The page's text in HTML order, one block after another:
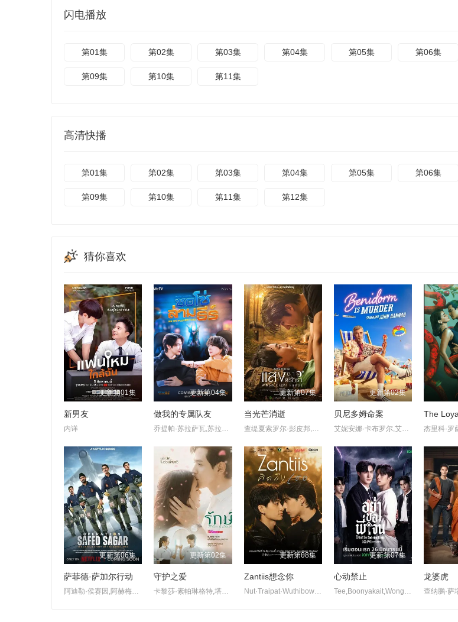
闪电播放
第01集 第02集 第03集 第04集 第05集 第06集
第09集 第10集 第11集
高清快播
第01集 第02集 第03集 第04集 第05集 第06集
第09集 第10集 第11集 第12集
猜你喜欢
更新第01集
新男友
内详
更新第04集
做我的专属队友
乔提帕·苏拉萨瓦,苏拉德·皮凌瓦,查卢彭·提坤朋提拉翁,拉差塔·皮澈肖特,瓦拉提普·基迪派山,纳缇萨勘·差洛特,贲·奔伽铭·格伦威尔,Jay·Sorathon·Chaloemlapsombut
更新第07集
当光芒消逝
查缇夏索罗尔·彭皮邦,LHONGCHANG,ATIP,KORSINKA
更新第02集
贝尼多姆命案
艾妮安娜·卡布罗尔,艾伦·麦肯纳,约翰·汉纳,伊娃·范·德·古奇特,伊恩·克宁汉,吉姆·英格利氏,Samantha·Power,Tábata·Cerezo,阿里·哈迪曼,诺埃·塞贝尔,奥马尔·沙克尔,Carolina·Bécquer,Damian·Schedler·Cruz,Vaitiare·Ramos
The
更新第06集
萨菲德·萨加尔行动
阿迪勒·侯赛因,阿赫梅德·坎,悉塔尔特,吉米·舍尔吉勒,维奈·帕塔克,Ashok·Mehta,马努·里希·查达,马克·班宁顿,莫汉·卡普尔,R·巴克提·克莱因,丹尼斯·侯赛因,普拉加克塔·科利,Edward·Sonnenblick,Dia·Mirza,阿比·维尔马,米希尔·阿胡贾,Masoom·Mumtaz·Khan,Taaruk·Raina,阿姆丽塔·巴格琪,Arnav·Bhasin,Anupam·K.·Sinha,Raj·Vasudeva
更新第02集
守护之爱
卡黎莎·素帕琳格特,塔那帕特·卡维拉,朋拉维·凯普拉帕功,娜琳迪帕·莎功昂格派,拉提帕·隆沃那潘,查卡蒙·瑟颂维塔亚,Freya·Sirinchaya,哈莉特·阿芮娅·玛格拉
更新第08集
Zantiis想念你
Nut·Traipat·Wuthibowornnant,Team·Tatchanon·Thongpao,Guide·Piyawat·Khongsamran
更新第07集
心动禁止
Tee,Boonyakait,Wongsajaem,塔那蓬·罗桑鲁昂,帕他勒彭·德浦沃拉侬,Korn,Palat,Chayutnitiroj
龙婆虎